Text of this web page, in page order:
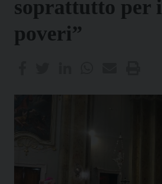
soprattutto per i
poveri”